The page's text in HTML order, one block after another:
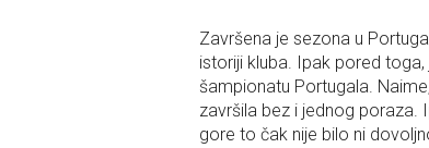
Završena je sezona u
istoriji kluba. Ipak pored
šampionatu Portugala. Naime,
završila bez i jednog poraza.
gore to čak nije bilo ni